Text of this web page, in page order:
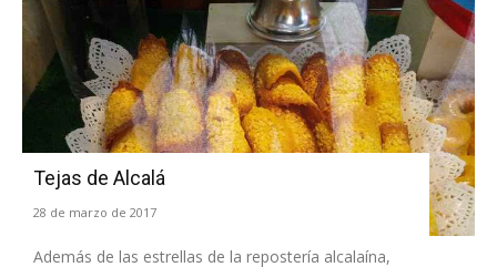
Tejas de Alcalá
28 de marzo de 2017
Además de las estrellas de la repostería alcalaína,